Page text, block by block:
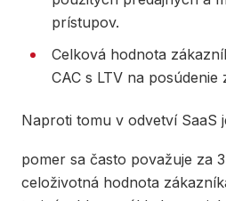
prístupov.
Celková hodnota
CAC s LTV na posúdenie
Naproti tomu v odvetví SaaS
pomer sa často považuje za
celoživotná hodnota